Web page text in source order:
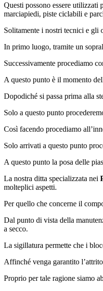
Questi possono essere
marciapiedi, piste ciclabili e
Solitamente i nostri tecnici e gli
In primo luogo, tramite un
Successivamente procediamo
A questo punto è il momento
Dopodiché si passa prima alla
Solo a questo punto
Così facendo procediamo
Solo arrivati a questo punto
A questo punto la posa delle
La nostra ditta specializzata nei
molteplici aspetti.
Per quello che concerne il
Dal punto di vista della
a secco.
La sigillatura permette che i
Affinché venga garantito
Proprio per tale ragione siamo